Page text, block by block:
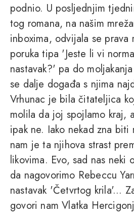
podnio. U posljednjim
tog romana, na našim
inboxima, odvijala se prava
poruka tipa 'Jeste li vi
nastavak?' pa do
se dalje događa s njima
Vrhunac je bila čitateljica
molila da joj spojlamo kraj,
ipak ne. Iako nekad zna biti
nam je ta njihova strast
likovima. Evo, sad nas neki
da nagovorimo Rebeccu
nastavak 'Četvrtog krila'...
govori nam Vlatka